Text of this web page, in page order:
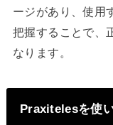
ージがあり、使用
把握することで、
なります。
Praxitelesを使